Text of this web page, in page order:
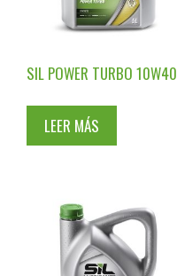
SIL POWER TURBO 10W40
LEER MÁS